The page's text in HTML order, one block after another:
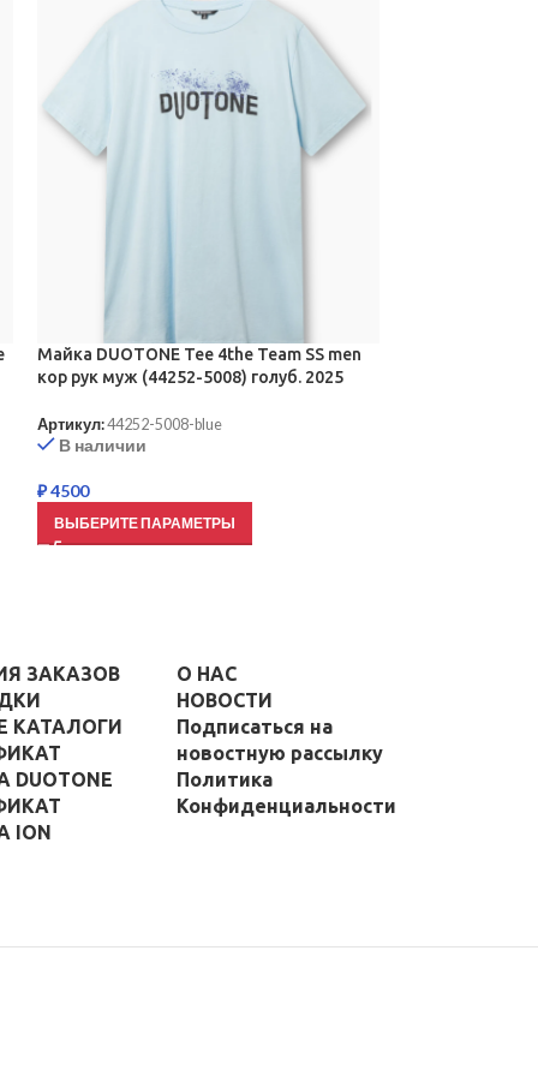
Майка DUOTONE Tee 4the Team SS men
кор рук муж (44252-5008) голуб. 2025
Артикул:44252-5008-blue
В наличии
₽4500
ВЫБЕРИТЕ ПАРАМЕТРЫ
ЗАКАЗОВ
КАТАЛОГИ
ION
О НАС
НОВОСТИ
Подписаться на
новостную рассылку
Политика
Конфиденциальности